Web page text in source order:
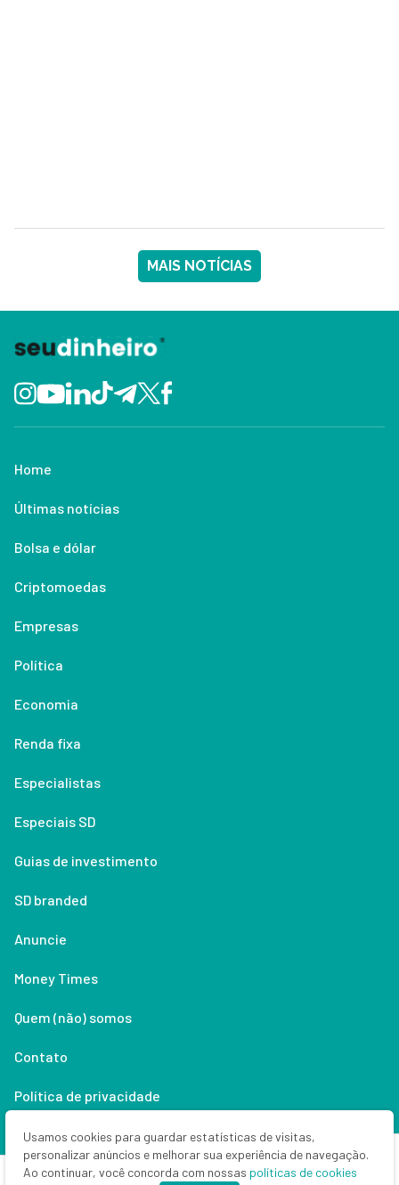
MAIS NOTÍCIAS
Home
Últimas notícias
Bolsa e dólar
Criptomoedas
Empresas
Política
Economia
Renda fixa
Especialistas
Especiais SD
Guias de investimento
SD branded
Anuncie
Money Times
Quem (não) somos
Contato
Política de privacidade
Lifestyle
Usamos cookies para guardar estatísticas de visitas,
personalizar anúncios e melhorar sua experiência de navegação.
Ao continuar, você concorda com nossas políticas de cookies